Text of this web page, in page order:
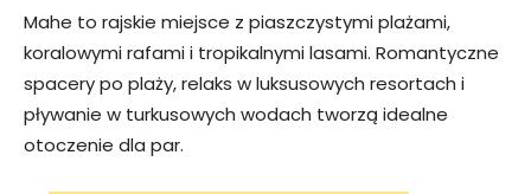
Mahe to rajskie miejsce z piaszczystymi plażami,
koralowymi rafami i tropikalnymi lasami. Romantyczne
spacery po plaży, relaks w luksusowych resortach i
pływanie w turkusowych wodach tworzą idealne
otoczenie dla par.